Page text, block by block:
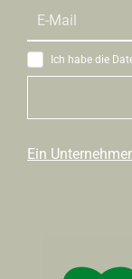
Ich habe die
Ein